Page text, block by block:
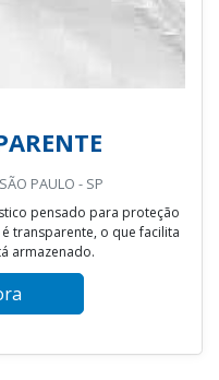
PAULO - SP
pensado para proteção
transparente, o que facilita
armazenado.